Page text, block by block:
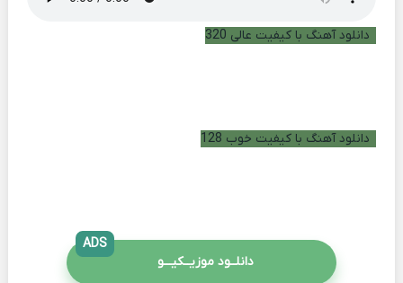
دانلود آهنگ با کیفیت عالی 320
دانلود آهنگ با کیفیت خوب 128
دانلــود موزیــکیـــو
ADS